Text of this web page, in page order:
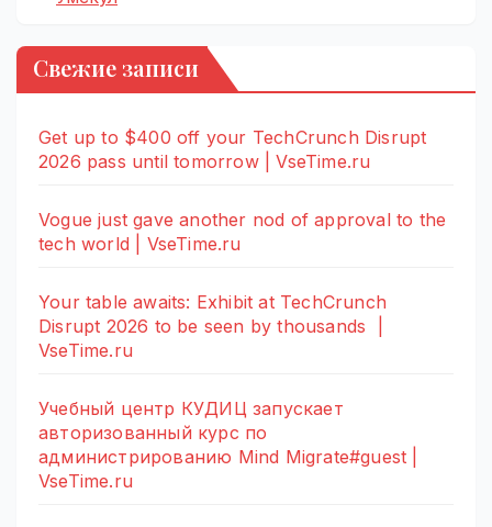
Свежие записи
Get up to $400 off your TechCrunch Disrupt
2026 pass until tomorrow | VseTime.ru
Vogue just gave another nod of approval to the
tech world | VseTime.ru
Your table awaits: Exhibit at TechCrunch
Disrupt 2026 to be seen by thousands |
VseTime.ru
Учебный центр КУДИЦ запускает
авторизованный курс по
администрированию Mind Migrate#guest |
VseTime.ru